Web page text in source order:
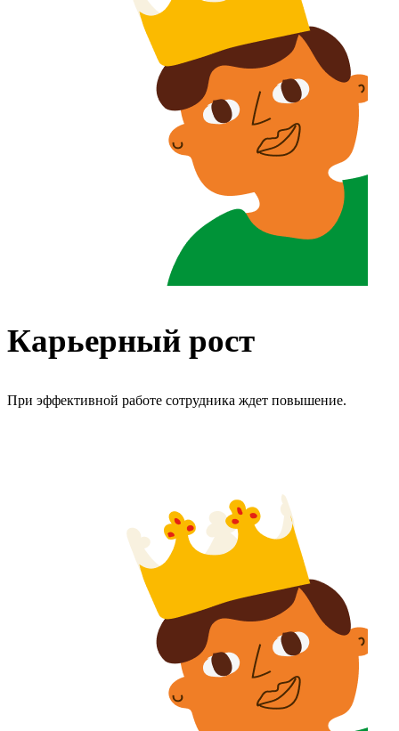
Карьерный рост
При эффективной работе сотрудника ждет повышение.